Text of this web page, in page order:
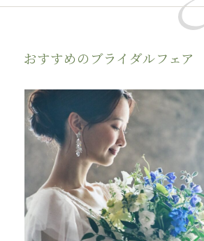
おすすめのブライダルフェア